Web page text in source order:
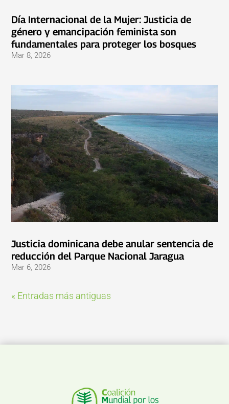
Día Internacional de la Mujer: Justicia de
género y emancipación feminista son
fundamentales para proteger los bosques
Mar 8, 2026
Justicia dominicana debe anular sentencia de
reducción del Parque Nacional Jaragua
Mar 6, 2026
« Entradas más antiguas